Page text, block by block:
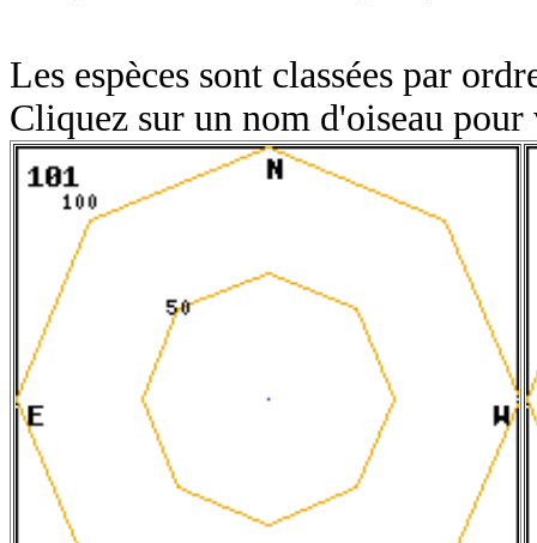
Les espèces sont classées par
Cliquez sur un nom d'oiseau